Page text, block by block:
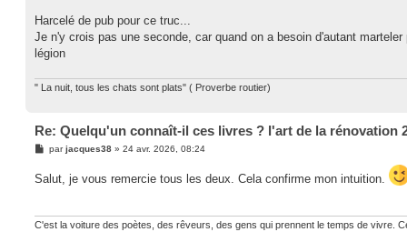
Harcelé de pub pour ce truc...
Je n'y crois pas une seconde, car quand on a besoin d'autant
légion
" La nuit, tous les chats sont plats" ( Proverbe routier)
Re: Quelqu'un connaît-il ces livres ? l'art de la rénovation
M
s
parjacques38» 24 avr. 2026, 08:24
Salut, je vous remercie tous les deux. Cela confirme mon intuition.
C'est la voiture des poètes, des rêveurs, des gens qui prennent le temps de vivre.